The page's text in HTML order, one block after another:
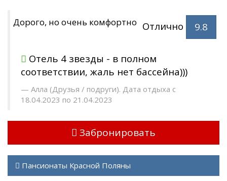
Дорого, но очень комфортно Отлично 9.8
Отель 4 звезды - в полном
соответствии, жаль нет бассейна)))
Алла (Друзья / подруги). Дата отдыха с
18.04.2023 по 21.04.2023
Забронировать
Пансионаты Красной Поляны